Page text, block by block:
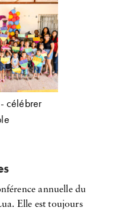
célébrer
annuelle du
Elle est toujours